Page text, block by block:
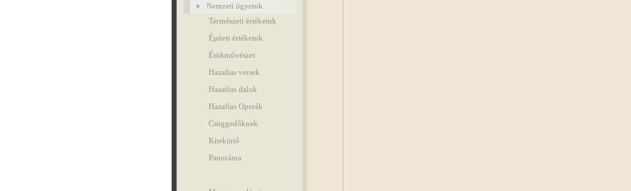
Nemzeti ügyeink
Természeti értékeink
Épített értékeink
Étökművészet
Hazafias versek
Hazafias dalok
Hazafias Operák
Csüggedőknek
Kitekintő
Panoráma